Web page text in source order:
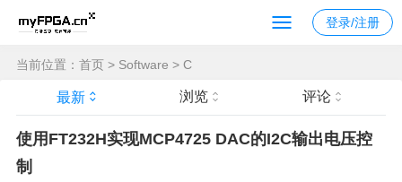
登录/注册
当前位置： 首页 > Software > C
最新 浏览 评论
使用FT232H实现MCP4725 DAC的I2C输出电压控
制